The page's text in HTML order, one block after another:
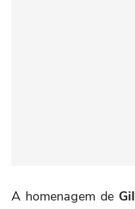
A homenagem de